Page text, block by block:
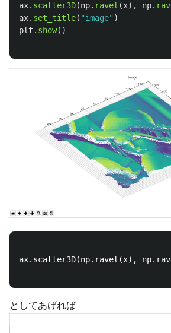
ax. scatter3D(np. ravel (x), np.
ax. set_title( "image" )
plt . show()
ax.scatter3D(np.ravel(x),
としてあげれば